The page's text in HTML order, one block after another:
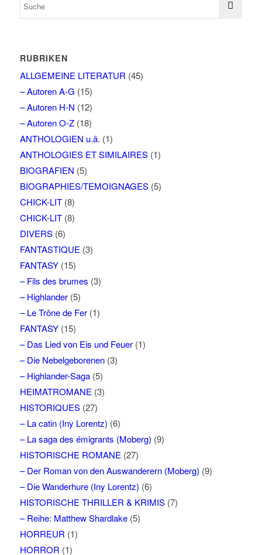
RUBRIKEN
ALLGEMEINE LITERATUR (45)
– Autoren A-G (15)
– Autoren H-N (12)
– Autoren O-Z(18)
ANTHOLOGIEN u.ä. (1)
ANTHOLOGIES ET SIMILAIRES(1)
BIOGRAFIEN (5)
BIOGRAPHIES/TEMOIGNAGES(5)
CHICK-LIT(8)
CHICK-LIT(8)
DIVERS(6)
FANTASTIQUE (3)
FANTASY(15)
– Fils des brumes (3)
– Highlander(5)
– Le Trône de Fer(1)
FANTASY(15)
– Das Lied von Eis und Feuer(1)
– Die Nebelgeborenen(3)
– Highlander-Saga(5)
HEIMATROMANE (3)
HISTORIQUES(27)
– La catin (Iny Lorentz) (6)
– La saga des émigrants (Moberg) (9)
HISTORISCHE ROMANE (27)
– Der Roman von den Auswanderern (Moberg) (9)
– Die Wanderhure (Iny Lorentz) (6)
HISTORISCHE THRILLER & KRIMIS(7)
– Reihe: Matthew Shardlake(5)
HORREUR (1)
HORROR (1)